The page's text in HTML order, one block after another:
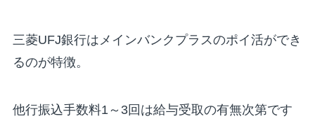
三菱UFJ銀行はメインバンクプラスのポイ活ができ
るのが特徴。
他行振込手数料1～3回は給与受取の有無次第です